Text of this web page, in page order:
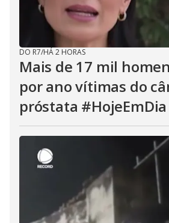
DO R7/HÁ 2 HORAS
Mais de 17 mil
por ano vítimas do
próstata